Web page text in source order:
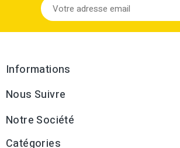
Informations
Nous Suivre
Notre Société
Catégories